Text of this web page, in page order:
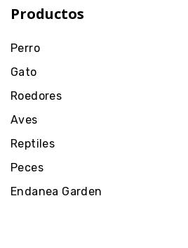
Productos
Perro
Gato
Roedores
Aves
Reptiles
Peces
Endanea Garden